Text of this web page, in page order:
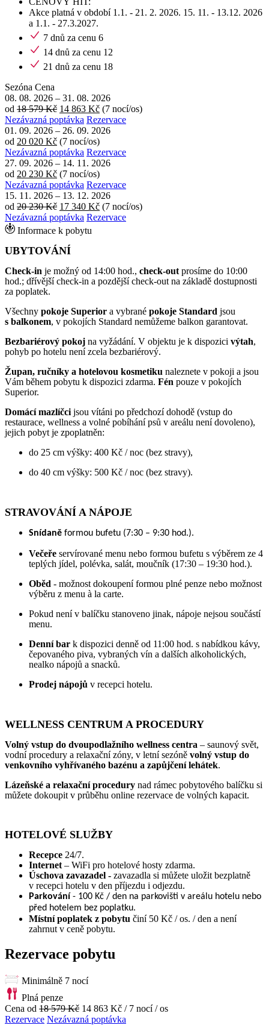
Akce platná v období 1.1. - 21. 2. 2026. 15. 11. - 13.12. 2026
a 1.1. - 27.3.2027.
7 dnů za cenu 6
14 dnů za cenu 12
21 dnů za cenu 18
Sezóna Cena
08. 08. 2026 – 31. 08. 2026
od 18 579 Kč 14 863 Kč (7 nocí/os)
Nezávazná poptávka Rezervace
01. 09. 2026 – 26. 09. 2026
od 20 020 Kč (7 nocí/os)
Nezávazná poptávka Rezervace
27. 09. 2026 – 14. 11. 2026
od 20 230 Kč (7 nocí/os)
Nezávazná poptávka Rezervace
15. 11. 2026 – 13. 12. 2026
od 20 230 Kč 17 340 Kč (7 nocí/os)
Nezávazná poptávka Rezervace
Informace k pobytu
UBYTOVÁNÍ
Check-in je možný od 14:00 hod., check-out prosíme do 10:00
hod.; dřívější check-in a pozdější check-out na základě dostupnosti
za poplatek.
Všechny pokoje Superior a vybrané pokoje Standard jsou
s balkonem, v pokojích Standard nemůžeme balkon garantovat.
Bezbariérový pokoj na vyžádání. V objektu je k dispozici výtah,
pohyb po hotelu není zcela bezbariérový.
Župan, ručníky a hotelovou kosmetiku naleznete v pokoji a jsou
Vám během pobytu k dispozici zdarma. Fén pouze v pokojích
Superior.
Domácí mazlíčci jsou vítáni po předchozí dohodě (vstup do
restaurace, wellness a volné pobíhání psů v areálu není dovoleno),
jejich pobyt je zpoplatněn:
do 25 cm výšky: 400 Kč / noc (bez stravy),
do 40 cm výšky: 500 Kč / noc (bez stravy).
STRAVOVÁNÍ A NÁPOJE
Snídaně formou bufetu (7:30 – 9:30 hod.).
Večeře servírované menu nebo formou bufetu s výběrem ze 4
teplých jídel, polévka, salát, moučník (17:30 – 19:30 hod.).
Oběd - možnost dokoupení formou plné penze nebo možnost
výběru z menu à la carte.
Pokud není v balíčku stanoveno jinak, nápoje nejsou součástí
menu.
Denní bar k dispozici denně od 11:00 hod. s nabídkou kávy,
čepovaného piva, vybraných vín a dalších alkoholických,
nealko nápojů a snacků.
Prodej nápojů v recepci hotelu.
WELLNESS CENTRUM A PROCEDURY
Volný vstup do dvoupodlažního wellness centra – saunový svět,
vodní procedury a relaxační zóny, v letní sezóně volný vstup do
venkovního vyhřívaného bazénu a zapůjčení lehátek.
Lázeňské a relaxační procedury nad rámec pobytového balíčku si
můžete dokoupit v průběhu online rezervace de volných kapacit.
HOTELOVÉ SLUŽBY
Recepce 24/7.
Internet – WiFi pro hotelové hosty zdarma.
Úschova zavazadel - zavazadla si můžete uložit bezplatně
v recepci hotelu v den příjezdu i odjezdu.
Parkování - 100 Kč / den na parkovišti v areálu hotelu nebo
před hotelem bez poplatku.
Místní poplatek z pobytu činí 50 Kč / os. / den a není
zahrnut v ceně pobytu.
Rezervace pobytu
Minimálně 7 nocí
Plná penze
Cena od 18 579 Kč 14 863 Kč / 7 nocí / os
Rezervace Nezávazná poptávka